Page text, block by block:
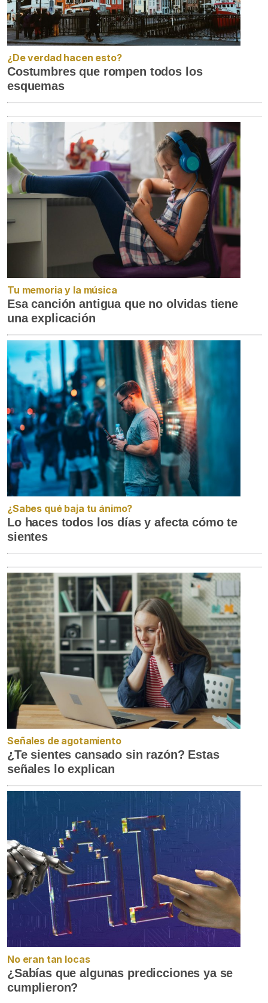
¿De verdad hacen esto?
Costumbres que rompen todos los
esquemas
Tu memoria y la música
Esa canción antigua que no olvidas tiene
una explicación
¿Sabes qué baja tu ánimo?
Lo haces todos los días y afecta cómo te
sientes
Señales de agotamiento
¿Te sientes cansado sin razón? Estas
señales lo explican
No eran tan locas
¿Sabías que algunas predicciones ya se
cumplieron?